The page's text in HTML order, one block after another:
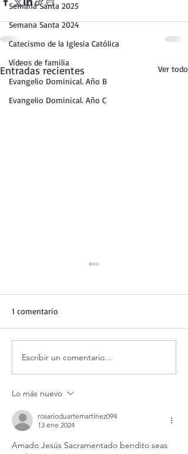
Semana Santa 2025
Semana Santa 2024
Catecismo de la Iglesia Católica
Vídeos de familia
Evangelio Dominical. Año B
Evangelio Dominical. Año C
Entradas recientes Ver todo
Adoración al Santísimo en
vivo.
1 comentario
Escribir un comentario...
Lo más nuevo
rosarioduartemartinez094
13 ene 2024
Amado Jesús Sacramentado bendito seas